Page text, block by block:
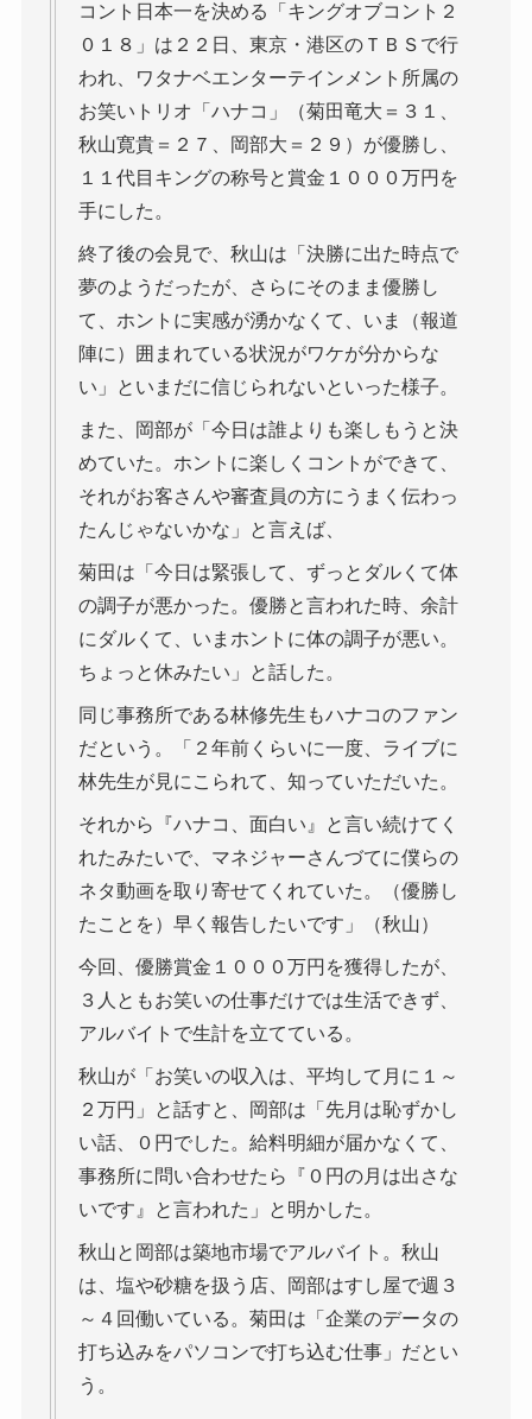
コント日本一を決める「キングオブコント２
０１８」は２２日、東京・港区のＴＢＳで行
われ、ワタナベエンターテインメント所属の
お笑いトリオ「ハナコ」（菊田竜大＝３１、
秋山寛貴＝２７、岡部大＝２９）が優勝し、
１１代目キングの称号と賞金１０００万円を
手にした。
終了後の会見で、秋山は「決勝に出た時点で
夢のようだったが、さらにそのまま優勝し
て、ホントに実感が湧かなくて、いま（報道
陣に）囲まれている状況がワケが分からな
い」といまだに信じられないといった様子。
また、岡部が「今日は誰よりも楽しもうと決
めていた。ホントに楽しくコントができて、
それがお客さんや審査員の方にうまく伝わっ
たんじゃないかな」と言えば、
菊田は「今日は緊張して、ずっとダルくて体
の調子が悪かった。優勝と言われた時、余計
にダルくて、いまホントに体の調子が悪い。
ちょっと休みたい」と話した。
同じ事務所である林修先生もハナコのファン
だという。「２年前くらいに一度、ライブに
林先生が見にこられて、知っていただいた。
それから『ハナコ、面白い』と言い続けてく
れたみたいで、マネジャーさんづてに僕らの
ネタ動画を取り寄せてくれていた。（優勝し
たことを）早く報告したいです」（秋山）
今回、優勝賞金１０００万円を獲得したが、
３人ともお笑いの仕事だけでは生活できず、
アルバイトで生計を立てている。
秋山が「お笑いの収入は、平均して月に１～
２万円」と話すと、岡部は「先月は恥ずかし
い話、０円でした。給料明細が届かなくて、
事務所に問い合わせたら『０円の月は出さな
いです』と言われた」と明かした。
秋山と岡部は築地市場でアルバイト。秋山
は、塩や砂糖を扱う店、岡部はすし屋で週３
～４回働いている。菊田は「企業のデータの
打ち込みをパソコンで打ち込む仕事」だとい
う。